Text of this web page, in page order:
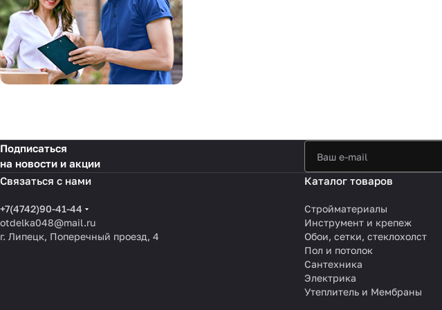
Подписаться
на новости и акции
Связаться с нами
+7(4742)90-41-44
otdelka048@mail.ru
г. Липецк, Поперечный проезд, 4
Каталог товаров
Стройматериалы
Инструмент и крепеж
Обои, сетки, стеклохолст
Пол и потолок
Сантехника
Электрика
Утеплитель и Мембраны